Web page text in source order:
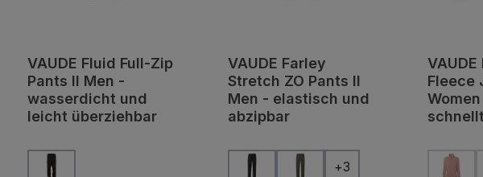
VAUDE Fluid Full-Zip
Pants II Men -
wasserdicht und
leicht überziehbar
Farbe
VAUDE Farley
Stretch ZO Pants II
Men - elastisch und
abzipbar
Farbe auswählen
+3
VAUDE
Fleece
Farbe